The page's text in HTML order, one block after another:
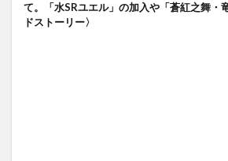
て。「水SRユエル」の加入や「蒼紅之舞・
ドストーリー〉